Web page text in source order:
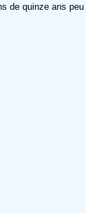
de quinze ans